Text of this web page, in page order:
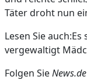
Täter droht nun
Lesen Sie
vergewaltigt
Folgen SieNews.de